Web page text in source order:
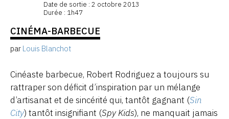
Date de sortie : 2 octobre 2013
Durée : 1h47
CINÉMA-BARBECUE
par Louis Blanchot
Cinéaste barbecue, Robert Rodriguez a toujours su
rattraper son déficit d’inspiration par un mélange
d’artisanat et de sincérité qui, tantôt gagnant (Sin
City) tantôt insignifiant (Spy Kids), ne manquait jamais